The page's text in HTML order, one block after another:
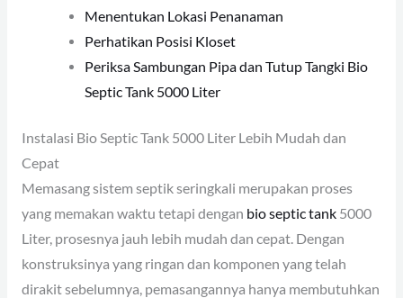
Menentukan Lokasi Penanaman
Perhatikan Posisi Kloset
Periksa Sambungan Pipa dan Tutup Tangki Bio
Septic Tank 5000 Liter
Instalasi Bio Septic Tank 5000 Liter Lebih Mudah dan
Cepat
Memasang sistem septik seringkali merupakan proses
yang memakan waktu tetapi dengan bio septic tank5000
Liter, prosesnya jauh lebih mudah dan cepat. Dengan
konstruksinya yang ringan dan komponen yang telah
dirakit sebelumnya, pemasangannya hanya membutuhkan